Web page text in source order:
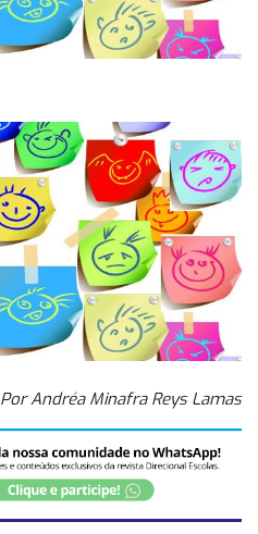
Por Andréa Minafra Reys Lamas